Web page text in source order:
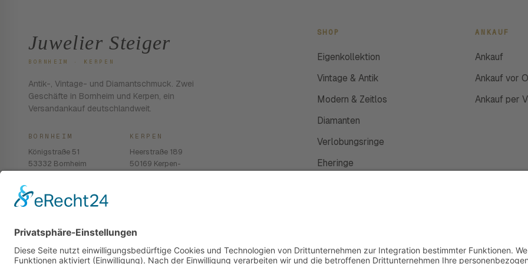
Juwelier Steiger
BORNHEIM · KERPEN
Antik-, Vintage- und Diamantschmuck. Zwei
Geschäfte in Bornheim und Kerpen, ein
Versandankauf deutschlandweit.
BORNHEIM
Königstraße 51
53332 Bornheim
KERPEN
Heerstraße 189
50169 Kerpen-
SHOP
Eigenkollektion
Vintage & Antik
Modern & Zeitlos
Diamanten
Verlobungsringe
Eheringe
ANKAUF
Ankauf
Ankauf vor
Ankauf per